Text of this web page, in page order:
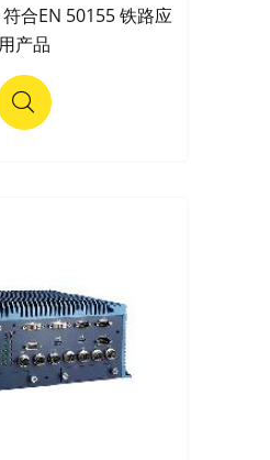
合EN 50155 铁路应
用产品